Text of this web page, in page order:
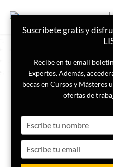
Southern
¿Qué
Suscríbete gratis y
Recibe en tu email
Expertos. Además,
becas en Cursos y Másteres
ofertas de
your
name
your